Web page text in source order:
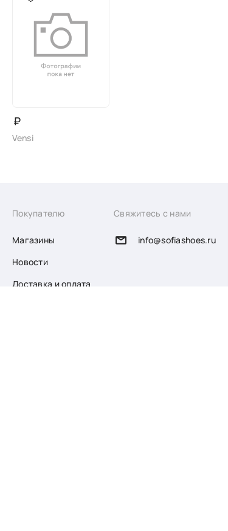
₽
Vensi
Покупателю
Магазины
Новости
Доставка и оплата
Свяжитесь с нами
info@sofiashoes.ru